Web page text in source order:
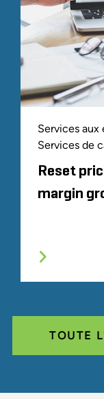
Services aux
Services de
Reset
margin
TOUTE